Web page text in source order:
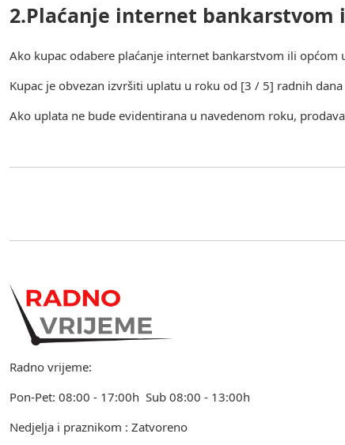
2.Plaćanje internet bankarstvom
Ako kupac odabere plaćanje internet bankarstvom ili
Kupac je obvezan izvršiti uplatu u roku od [3 / 5] radnih
Ako uplata ne bude evidentirana u navedenom roku,
Radno vrijeme:
Pon-Pet: 08:00 - 17:00h Sub 08:00 - 13:00h
Nedjelja i praznikom : Zatvoreno